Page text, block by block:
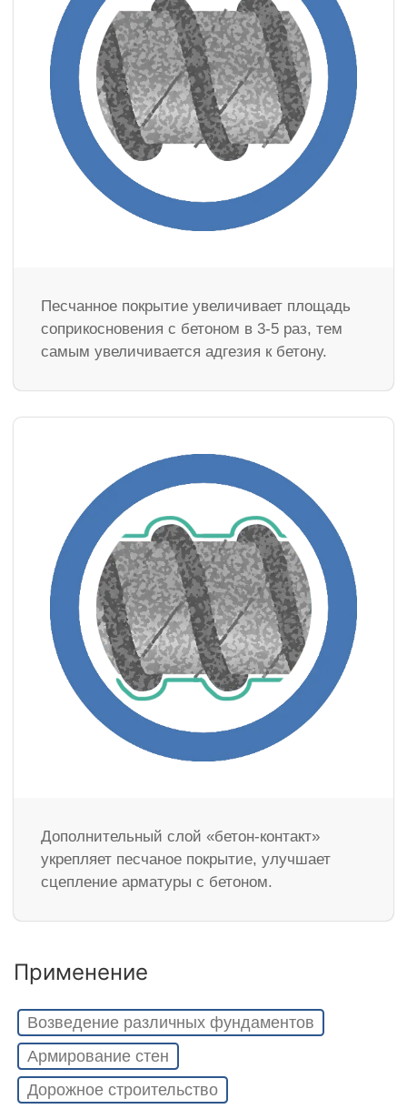
Песчанное покрытие увеличивает площадь
соприкосновения с бетоном в 3-5 раз, тем
самым увеличивается адгезия к бетону.
Дополнительный слой «бетон-контакт»
укрепляет песчаное покрытие, улучшает
сцепление арматуры с бетоном.
Применение
Возведение различных фундаментов
Армирование стен
Дорожное строительство